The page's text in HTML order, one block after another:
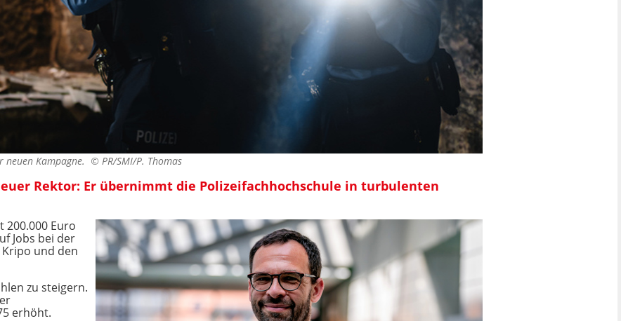
neuen Kampagne. © PR/SMI/P. Thomas
Rektor: Er übernimmt die Polizeifachhochschule in turbulenten
200.000 Euro
Jobs bei der
und den
zu steigern.
erhöht.